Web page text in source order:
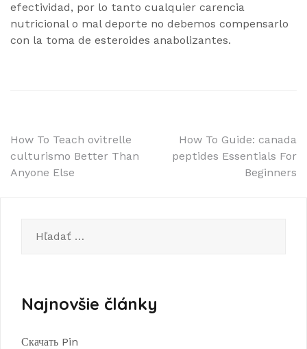
efectividad, por lo tanto cualquier carencia
nutricional o mal deporte no debemos compensarlo
con la toma de esteroides anabolizantes.
Navigácia
v
How To Teach ovitrelle
culturismo Better Than
Anyone Else
How To Guide: canada
peptides Essentials For
Beginners
Najnovšie články
Скачать Pin